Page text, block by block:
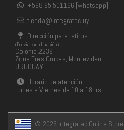
+598 95 501166 [whatsapp]
tienda@integratec.uy
Dirección para retiros:
(Previa coordinación)
Colonia 2239
Zona Tres Cruces, Montevideo
URUGUAY
Horario de atención:
Lunes a Viernes de 10 a 18hrs
© 2026 Integratec Online Store